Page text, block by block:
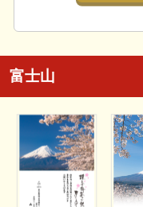
富士山